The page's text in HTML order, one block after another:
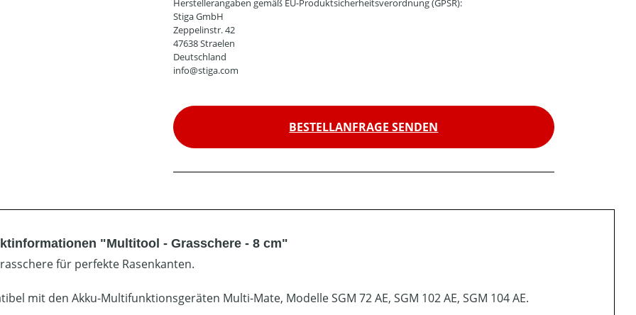
Herstellerangaben gemäß EU-Produktsicherheitsverordnung (GPSR):
Stiga GmbH
Zeppelinstr. 42
47638 Straelen
Deutschland
info@stiga.com
BESTELLANFRAGE SENDEN
"Multitool - Grasschere - 8 cm"
für perfekte Rasenkanten.
mit den Akku-Multifunktionsgeräten Multi-Mate, Modelle SGM 72 AE, SGM 102 AE, SGM 104 AE.